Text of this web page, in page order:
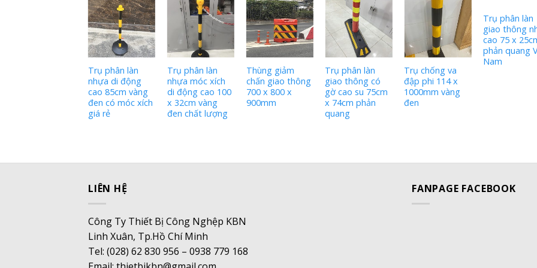
Trụ phân làn
nhựa di động
cao 85cm vàng
đen có móc xích
giá rẻ
Trụ phân làn
nhựa móc xích
di động cao 100
x 32cm vàng
đen chất lượng
Thùng giảm
chấn giao thông
700 x 800 x
900mm
Trụ phân làn
giao thông có
gờ cao su 75cm
x 74cm phản
quang
Trụ chống va
đập phi 114 x
1000mm vàng
đen
Trụ phân làn
giao thông
cao 75 x
phản quang
Nam
LIÊN HỆ
Công Ty Thiết Bị Công Nghệp KBN
Linh Xuân, Tp.Hồ Chí Minh
Tel: (028) 62 830 956 – 0938 779 168
FANPAGE FACEBOOK